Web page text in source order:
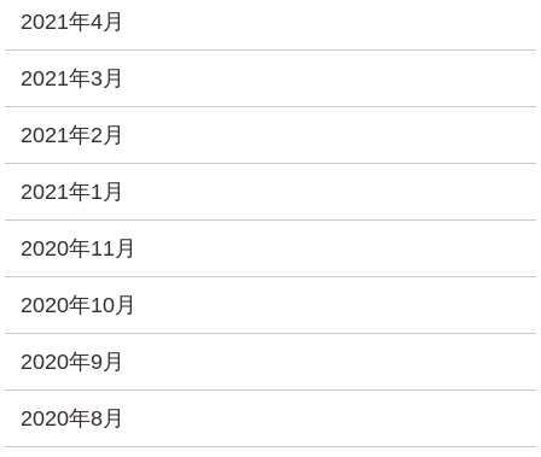
2021年4月
2021年3月
2021年2月
2021年1月
2020年11月
2020年10月
2020年9月
2020年8月